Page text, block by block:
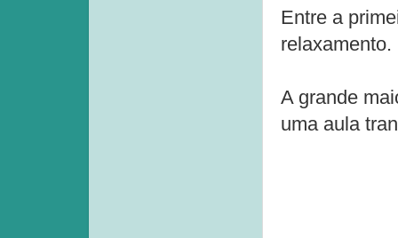
Entre a
relaxamento.
A grande
uma aula